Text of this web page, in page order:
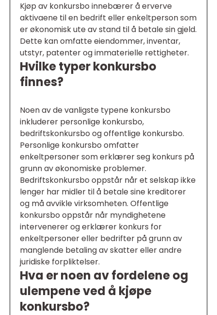
Kjøp av konkursbo innebærer å erverve
aktivaene til en bedrift eller enkeltperson som
er økonomisk ute av stand til å betale sin gjeld.
Dette kan omfatte eiendommer, inventar,
utstyr, patenter og immaterielle rettigheter.
Hvilke typer konkursbo
finnes?
Noen av de vanligste typene konkursbo
inkluderer personlige konkursbo,
bedriftskonkursbo og offentlige konkursbo.
Personlige konkursbo omfatter
enkeltpersoner som erklærer seg konkurs på
grunn av økonomiske problemer.
Bedriftskonkursbo oppstår når et selskap ikke
lenger har midler til å betale sine kreditorer
og må avvikle virksomheten. Offentlige
konkursbo oppstår når myndighetene
intervenerer og erklærer konkurs for
enkeltpersoner eller bedrifter på grunn av
manglende betaling av skatter eller andre
juridiske forpliktelser.
Hva er noen av fordelene og
ulempene ved å kjøpe
konkursbo?